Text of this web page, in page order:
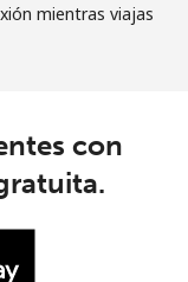
mientras viajas
con